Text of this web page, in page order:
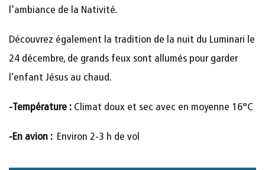
l'ambiance de la Nativité.
Découvrez également la tradition de la nuit du Luminari le
24 décembre, de grands feux sont allumés pour garder
l’enfant Jésus au chaud.
-Température : Climat doux et sec avec en moyenne 16°C
-En avion : Environ 2-3 h de vol